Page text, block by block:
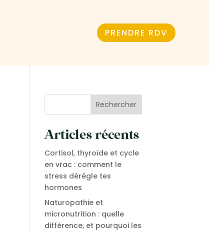
PRENDRE RDV
Rechercher
Articles récents
Cortisol, thyroïde et cycle
en vrac : comment le
stress dérègle tes
hormones
Naturopathie et
micronutrition : quelle
différence, et pourquoi les